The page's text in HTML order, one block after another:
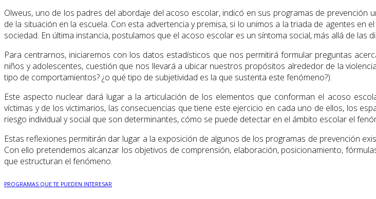
Olweus, uno de los padres del abordaje del acoso escolar, indicó en sus programas de
de la situación en la escuela. Con esta advertencia y premisa, si lo unimos a la triada de agentes
sociedad. En última instancia, postulamos que el acoso escolar es un síntoma social, más allá de las
Para centrarnos, iniciaremos con los datos estadísticos que nos permitirá formular preguntas
niños y adolescentes, cuestión que nos llevará a ubicar nuestros propósitos alrededor de la
tipo de comportamientos? ¿o qué tipo de subjetividad es la que sustenta este fenómeno?).
Este aspecto nuclear dará lugar a la articulación de los elementos que conforman el acoso
víctimas y de los victimarios, las consecuencias que tiene este ejercicio en cada uno de ellos, los
riesgo individual y social que son determinantes, cómo se puede detectar en el ámbito escolar el
Estas reflexiones permitirán dar lugar a la exposición de algunos de los programas de prevención
Con ello pretendemos alcanzar los objetivos de comprensión, elaboración, posicionamiento,
que estructuran el fenómeno.
PROGRAMAS QUE TE PUEDEN INTERESAR